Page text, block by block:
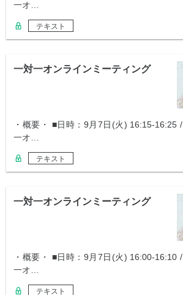
一オ…
テキスト
一対一オンラインミーティング
・概要・ ■日時：9月7日(火) 16:15-16:25
一オ…
テキスト
一対一オンラインミーティング
・概要・ ■日時：9月7日(火) 16:00-16:10
一オ…
テキスト